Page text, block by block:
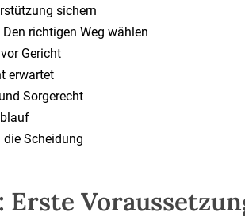
sichern
richtigen Weg wählen
Gericht
erwartet
Sorgerecht
Scheidung
Erste